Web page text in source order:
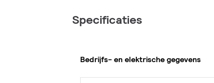
Specificaties
Bedrijfs- en elektrische gegevens